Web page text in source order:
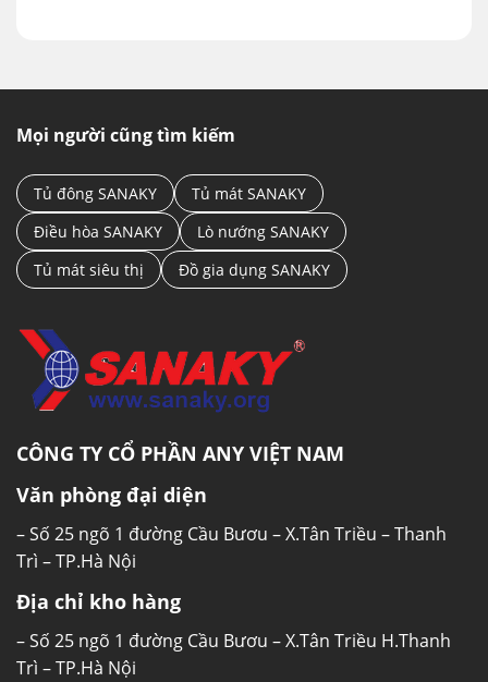
Mọi người cũng tìm kiếm
Tủ đông SANAKY
Tủ mát SANAKY
Điều hòa SANAKY
Lò nướng SANAKY
Tủ mát siêu thị
Đồ gia dụng SANAKY
CÔNG TY CỔ PHẦN ANY VIỆT NAM
Văn phòng đại diện
– Số 25 ngõ 1 đường Cầu Bươu – X.Tân Triều – Thanh
Trì – TP.Hà Nội
Địa chỉ kho hàng
– Số 25 ngõ 1 đường Cầu Bươu – X.Tân Triều H.Thanh
Trì – TP.Hà Nội